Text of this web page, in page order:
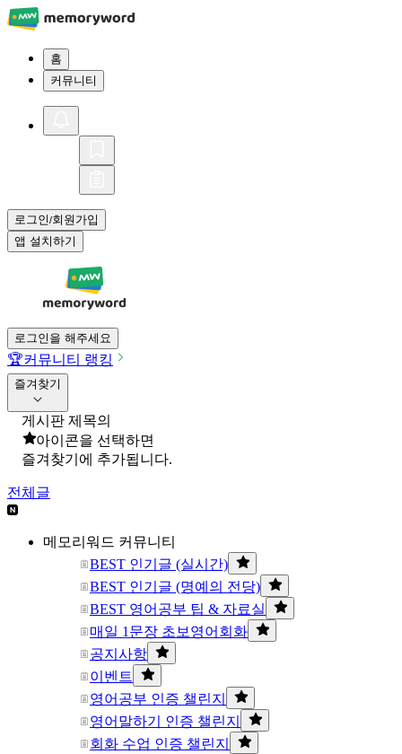
홈
커뮤니티
로그인/회원가입
앱 설치하기
로그인을 해주세요
🏆커뮤니티 랭킹
즐겨찾기
게시판 제목의
아이콘을 선택하면
즐겨찾기에 추가됩니다.
전체글
메모리워드 커뮤니티
BEST 인기글 (실시간)
BEST 인기글 (명예의 전당)
BEST 영어공부 팁 & 자료실
매일 1문장 초보영어회화
공지사항
이벤트
영어공부 인증 챌린지
영어말하기 인증 챌린지
회화 수업 인증 챌린지